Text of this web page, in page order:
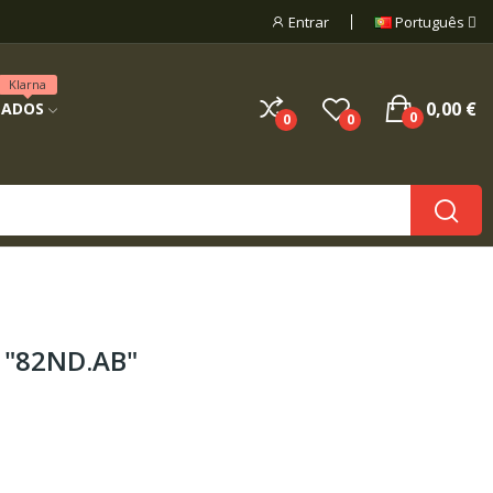
Entrar Português
Klarna
0 0 0,00 €
0